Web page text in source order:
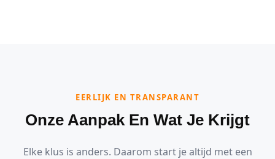
EERLIJK EN TRANSPARANT
Onze Aanpak En Wat Je Krijgt
Elke klus is anders. Daarom start je altijd met een